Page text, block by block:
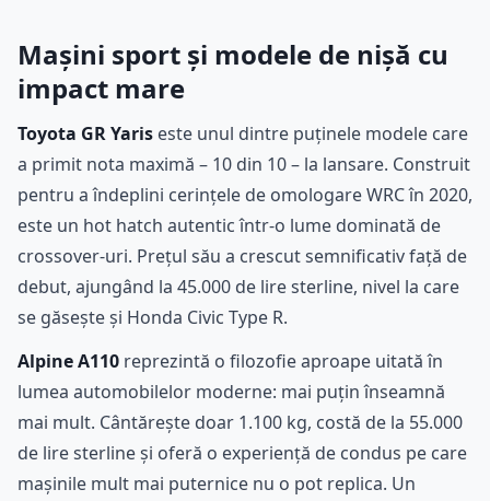
Mașini sport și modele de nișă cu
impact mare
Toyota GR Yaris este unul dintre puținele modele care
a primit nota maximă – 10 din 10 – la lansare. Construit
pentru a îndeplini cerințele de omologare WRC în 2020,
este un hot hatch autentic într-o lume dominată de
crossover-uri. Prețul său a crescut semnificativ față de
debut, ajungând la 45.000 de lire sterline, nivel la care
se găsește și Honda Civic Type R.
Alpine A110 reprezintă o filozofie aproape uitată în
lumea automobilelor moderne: mai puțin înseamnă
mai mult. Cântărește doar 1.100 kg, costă de la 55.000
de lire sterline și oferă o experiență de condus pe care
mașinile mult mai puternice nu o pot replica. Un